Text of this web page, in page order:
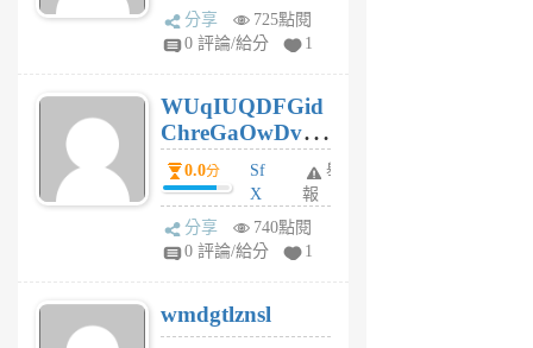
jt
gl
個
月
前
分享
725點閱
0 評論/給分
1
WUqIUQDFGid
ChreGaOwDv
dY0.0分
Sf
X
Pe
Jc
R
P
舉
報
分享
740點閱
0 評論/給分
1
wmdgtlznsl